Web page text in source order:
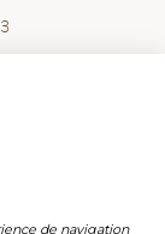
de navigation